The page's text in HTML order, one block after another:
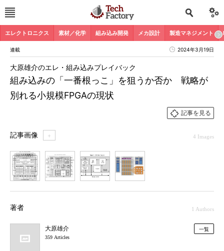
エレクトロニクス 素材／化学 組み込み開発 メカ設計 製造マネジメント
連載 2024年3月19日
組み込みの「一番根っこ」を狙うか否か 戦略が
別れる小規模FPGAの現状
大原雄介のエレ・組み込みプレイバック
記事を見る
記事画像 ＋ 4 Images
著者 1 Authors
大原雄介
359 Articles
一覧